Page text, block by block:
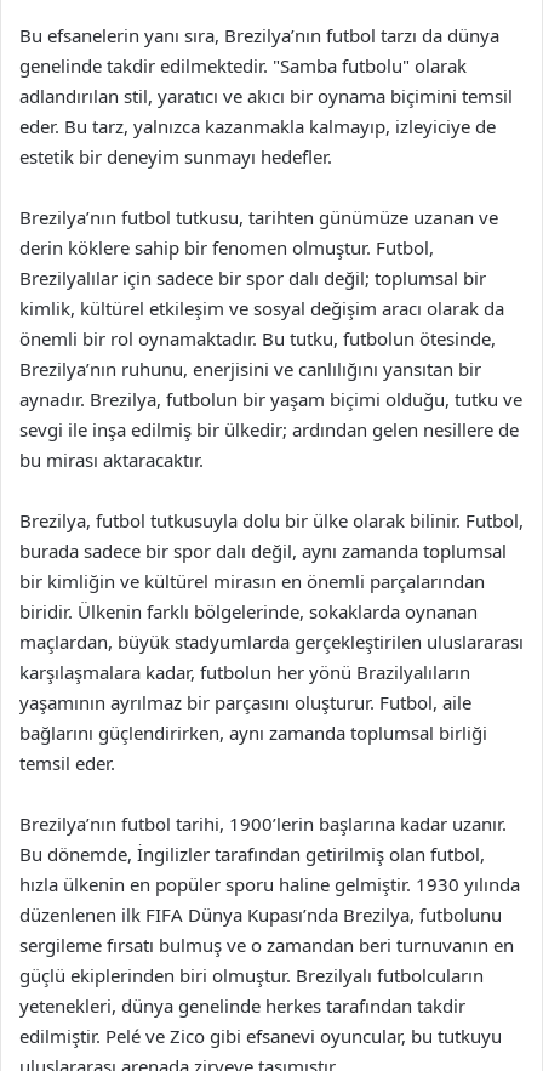
Bu efsanelerin yanı sıra, Brezilya’nın futbol tarzı da dünya
genelinde takdir edilmektedir. "Samba futbolu" olarak
adlandırılan stil, yaratıcı ve akıcı bir oynama biçimini temsil
eder. Bu tarz, yalnızca kazanmakla kalmayıp, izleyiciye de
estetik bir deneyim sunmayı hedefler.
Brezilya’nın futbol tutkusu, tarihten günümüze uzanan ve
derin köklere sahip bir fenomen olmuştur. Futbol,
Brezilyalılar için sadece bir spor dalı değil; toplumsal bir
kimlik, kültürel etkileşim ve sosyal değişim aracı olarak da
önemli bir rol oynamaktadır. Bu tutku, futbolun ötesinde,
Brezilya’nın ruhunu, enerjisini ve canlılığını yansıtan bir
aynadır. Brezilya, futbolun bir yaşam biçimi olduğu, tutku ve
sevgi ile inşa edilmiş bir ülkedir; ardından gelen nesillere de
bu mirası aktaracaktır.
Brezilya, futbol tutkusuyla dolu bir ülke olarak bilinir. Futbol,
burada sadece bir spor dalı değil, aynı zamanda toplumsal
bir kimliğin ve kültürel mirasın en önemli parçalarından
biridir. Ülkenin farklı bölgelerinde, sokaklarda oynanan
maçlardan, büyük stadyumlarda gerçekleştirilen uluslararası
karşılaşmalara kadar, futbolun her yönü Brazilyalıların
yaşamının ayrılmaz bir parçasını oluşturur. Futbol, aile
bağlarını güçlendirirken, aynı zamanda toplumsal birliği
temsil eder.
Brezilya’nın futbol tarihi, 1900’lerin başlarına kadar uzanır.
Bu dönemde, İngilizler tarafından getirilmiş olan futbol,
hızla ülkenin en popüler sporu haline gelmiştir. 1930 yılında
düzenlenen ilk FIFA Dünya Kupası’nda Brezilya, futbolunu
sergileme fırsatı bulmuş ve o zamandan beri turnuvanın en
güçlü ekiplerinden biri olmuştur. Brezilyalı futbolcuların
yetenekleri, dünya genelinde herkes tarafından takdir
edilmiştir. Pelé ve Zico gibi efsanevi oyuncular, bu tutkuyu
uluslararası arenada zirveye taşımıştır.